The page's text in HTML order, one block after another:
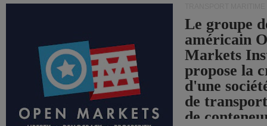
Le groupe
américain
Markets
propose la
d'une
de
de